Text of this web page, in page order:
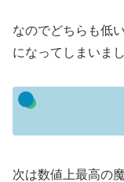
なのでどちらも低
になってしまいまし
次は数値上最高の